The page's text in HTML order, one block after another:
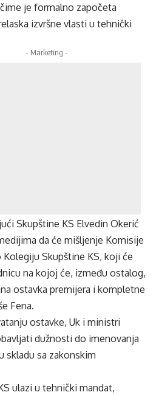
je formalno započeta
izvršne vlasti u tehnički
- Marketing -
Skupštine KS Elvedin Okerić
da će mišljenje Komisije
Skupštine KS, koji će
na kojoj će, između ostalog,
ostavka premijera i kompletne
Fena.
ostavke, Uk i ministri
dužnosti do imenovanja
skladu sa zakonskim
ulazi u tehnički mandat,